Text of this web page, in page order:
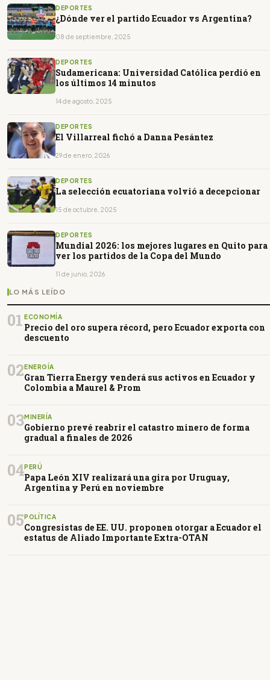
DEPORTES
¿Dónde ver el partido Ecuador vs Argentina?
08 de septiembre, 2025
DEPORTES
Sudamericana: Universidad Católica perdió en
los últimos 14 minutos
14 de agosto, 2025
DEPORTES
El Villarreal fichó a Danna Pesántez
29 de enero, 2026
DEPORTES
La selección ecuatoriana volvió a decepcionar
15 de octubre, 2025
DEPORTES
Mundial 2026: los mejores lugares en Quito para
ver los partidos de la Copa del Mundo
11 de junio, 2026
LO MÁS LEÍDO
01 ECONOMÍA
Precio del oro supera récord, pero Ecuador exporta con
descuento
02ENERGÍA
Gran Tierra Energy venderá sus activos en Ecuador y
Colombia a Maurel & Prom
03MINERÍA
Gobierno prevé reabrir el catastro minero de forma
gradual a finales de 2026
04PERÚ
Papa León XIV realizará una gira por Uruguay,
Argentina y Perú en noviembre
05POLÍTICA
Congresistas de EE. UU. proponen otorgar a Ecuador el
estatus de Aliado Importante Extra-OTAN